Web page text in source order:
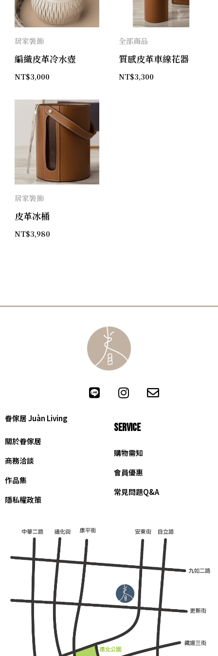
居家裝飾
編織皮革冷水壺
NT$3,000
全部商品
質感皮革車線花器
NT$3,300
居家裝飾
皮革冰桶
NT$3,980
眷傢居 Juàn Living
關於眷傢居
商務洽談
作品集
隱私權政策
SERVICE
購物需知
會員優惠
常見問題Q&A